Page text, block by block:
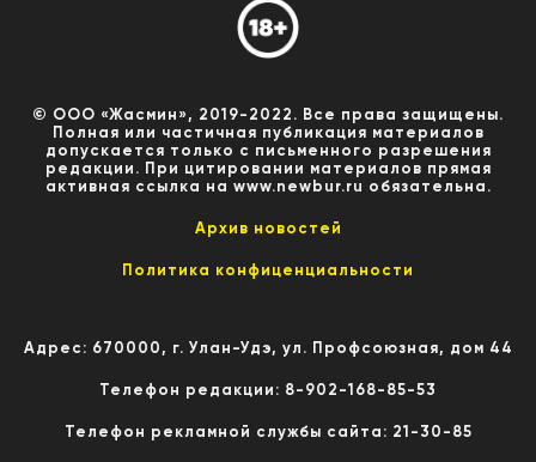
© ООО «Жасмин», 2019-2022. Все права защищены.
Полная или частичная публикация материалов
допускается только с письменного разрешения
редакции. При цитировании материалов прямая
активная ссылка на www.newbur.ru обязательна.
Архив новостей
Политика конфиценциальности
Адрес: 670000, г. Улан-Удэ, ул. Профсоюзная, дом 44
Телефон редакции: 8-902-168-85-53
Телефон рекламной службы сайта: 21-30-85